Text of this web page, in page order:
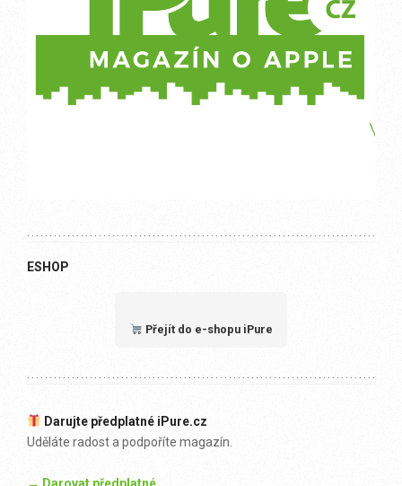
ESHOP
Přejít do e-shopu iPure
Darujte předplatné iPure.cz
Uděláte radost a podpoříte magazín.